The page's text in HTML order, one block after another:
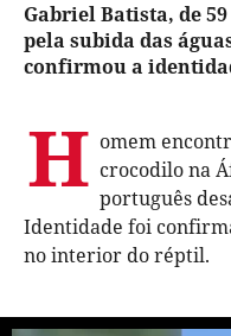
Gabriel Batista, de
pela subida das
confirmou a
H omem
crocodilo na
português
Identidade foi
no interior do réptil.